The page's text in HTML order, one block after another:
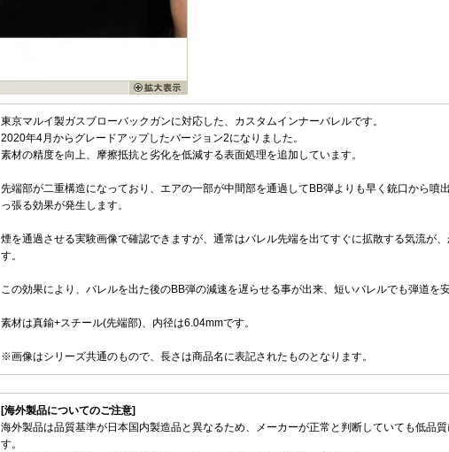
東京マルイ製ガスブローバックガンに対応した、カスタムインナーバレルです。
2020年4月からグレードアップしたバージョン2になりました。
素材の精度を向上、摩擦抵抗と劣化を低減する表面処理を追加しています。
先端部が二重構造になっており、エアの一部が中間部を通過してBB弾よりも早く銃口から噴
っ張る効果が発生します。
煙を通過させる実験画像で確認できますが、通常はバレル先端を出てすぐに拡散する気流が
す。
この効果により、バレルを出た後のBB弾の減速を遅らせる事が出来、短いバレルでも弾道を
素材は真鍮+スチール(先端部)、内径は6.04mmです。
※画像はシリーズ共通のもので、長さは商品名に表記されたものとなります。
[海外製品についてのご注意]
海外製品は品質基準が日本国内製造品と異なるため、メーカーが正常と判断していても低品
す。